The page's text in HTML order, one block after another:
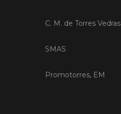
C. M. de Torres Vedras
SMAS
Promotorres, EM